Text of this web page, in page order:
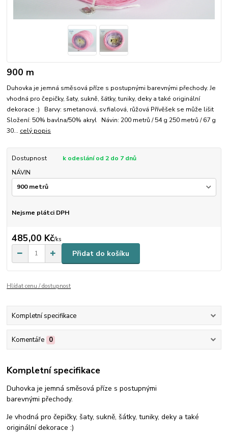
900 m
Duhovka je jemná směsová příze s postupnými barevnými přechody. Je
vhodná pro čepičky, šaty, sukně, šátky, tuniky, deky a také originální
dekorace :) Barvy: smetanová, sv.fialová, růžová Přívěšek se může lišit
Složení: 50% bavlna/50% akryl Návin: 200 metrů / 54 g 250 metrů / 67 g
30... celý popis
Dostupnost
k odeslání od 2 do 7 dnů
NÁVIN
Nejsme plátci DPH
485,00 Kč/ks
Přidat do košíku
Hlídat cenu / dostupnost
Kompletní specifikace
Komentáře 0
Kompletní specifikace
Duhovka je jemná směsová příze s postupnými
barevnými přechody.
Je vhodná pro čepičky, šaty, sukně, šátky, tuniky, deky a také
originální dekorace :)